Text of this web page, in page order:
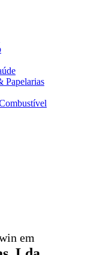
Papelarias
em